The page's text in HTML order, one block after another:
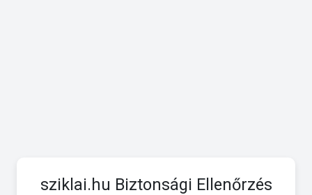
sziklai.hu Biztonsági Ellenőrzés